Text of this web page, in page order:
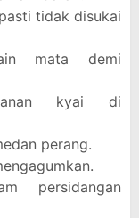
tidak disukai
mata demi
kyai di
perang.
persidangan